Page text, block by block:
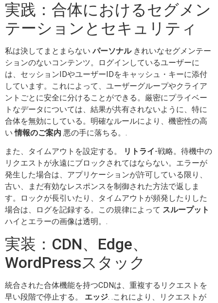
実践：合体におけるセグメン
テーションとセキュリティ
私は決してまとまらないパーソナルきれいなセグメンテー
ションのないコンテンツ。ログインしているユーザーに
は、セッションIDやユーザーIDをキャッシュ・キーに添付
しています。これによって、ユーザーグループやクライア
ントごとに安全に分けることができる。厳密にプライベー
トなデータについては、結果が共有されないように、特に
合体を無効にしている。明確なルールにより、機密性の高
い情報のご案内 悪の手に落ちる。.
また、タイムアウトを設定する。 リトライ-戦略。待機中の
リクエストが永遠にブロックされてはならない。エラーが
発生した場合は、アプリケーションが許可している限り、
古い、まだ有効なレスポンスを制御された方法で返しま
す。ロックが長引いたり、タイムアウトが頻発したりした
場合は、ログを記録する。この規律によって スループット
ハイとエラーの画像は透明。.
実装：CDN、Edge、
WordPressスタック
統合された合体機能を持つCDNは、重複するリクエストを
早い段階で停止する。 エッジ. .これにより、リクエストが